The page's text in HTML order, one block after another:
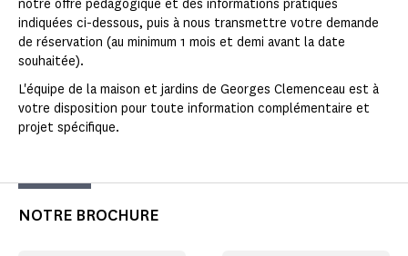
notre offre pédagogique et des informations pratiques
indiquées ci-dessous, puis à nous transmettre votre demande
de réservation (au minimum 1 mois et demi avant la date
souhaitée).
L'équipe de la maison et jardins de Georges Clemenceau est à
votre disposition pour toute information complémentaire et
projet spécifique.
NOTRE BROCHURE